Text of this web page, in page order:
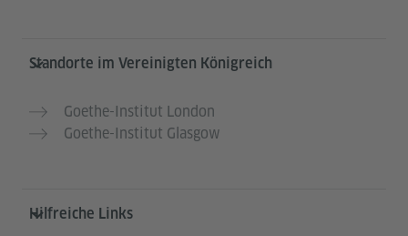
Service- und Informationsbereich
Standorte im Vereinigten Königreich
Goethe-Institut London
Goethe-Institut Glasgow
Hilfreiche Links